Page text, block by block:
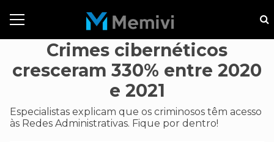
Crimes cibernéticos
cresceram 330% entre 2020
e 2021
Especialistas explicam que os criminosos têm acesso
às Redes Administrativas. Fique por dentro!